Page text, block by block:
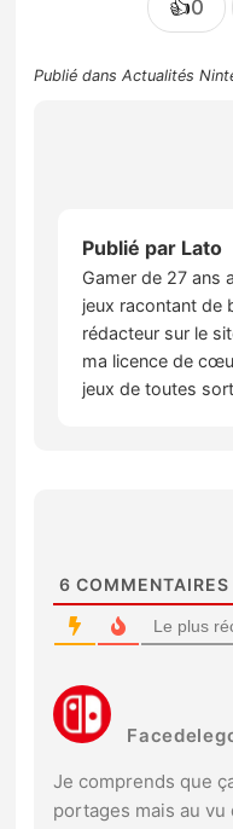
👍0
Publié dansActualités
Publié par Lato
Gamer de 27 ans
jeux racontant de
rédacteur sur le
ma licence de
jeux de toutes
6 COMMENTAIRES
Le plus
Je comprends que
portages mais au